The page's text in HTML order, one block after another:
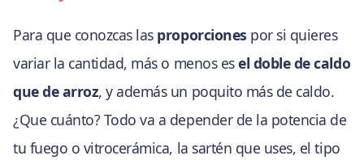
Para que conozcas las proporciones por si quieres
variar la cantidad, más o menos esel doble de caldo
que de arroz, y además un poquito más de caldo.
¿Que cuánto? Todo va a depender de la potencia de
tu fuego o vitrocerámica, la sartén que uses, el tipo